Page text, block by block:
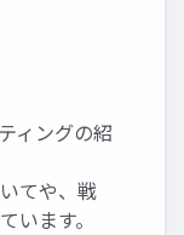
ィングの紹
てや、戦
います。